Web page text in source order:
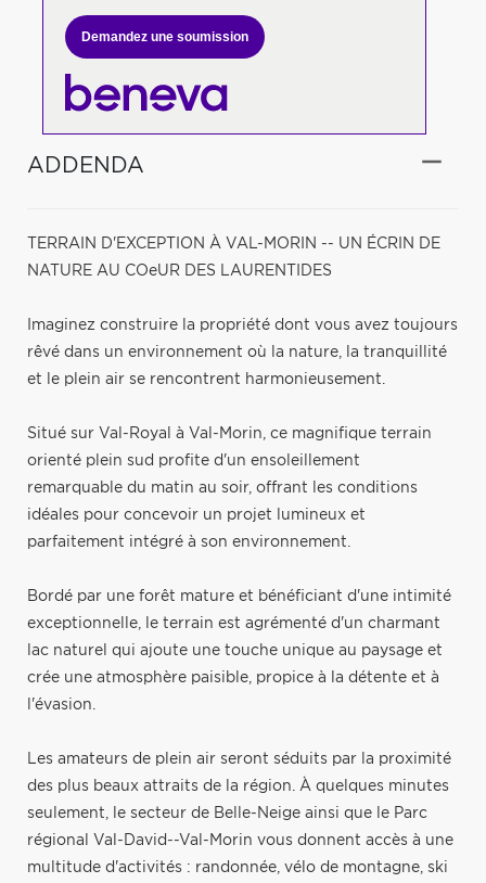
Demandez une soumission
ADDENDA
TERRAIN D'EXCEPTION À VAL-MORIN -- UN ÉCRIN DE
NATURE AU COeUR DES LAURENTIDES
Imaginez construire la propriété dont vous avez toujours
rêvé dans un environnement où la nature, la tranquillité
et le plein air se rencontrent harmonieusement.
Situé sur Val-Royal à Val-Morin, ce magnifique terrain
orienté plein sud profite d'un ensoleillement
remarquable du matin au soir, offrant les conditions
idéales pour concevoir un projet lumineux et
parfaitement intégré à son environnement.
Bordé par une forêt mature et bénéficiant d'une intimité
exceptionnelle, le terrain est agrémenté d'un charmant
lac naturel qui ajoute une touche unique au paysage et
crée une atmosphère paisible, propice à la détente et à
l'évasion.
Les amateurs de plein air seront séduits par la proximité
des plus beaux attraits de la région. À quelques minutes
seulement, le secteur de Belle-Neige ainsi que le Parc
régional Val-David--Val-Morin vous donnent accès à une
multitude d'activités : randonnée, vélo de montagne, ski